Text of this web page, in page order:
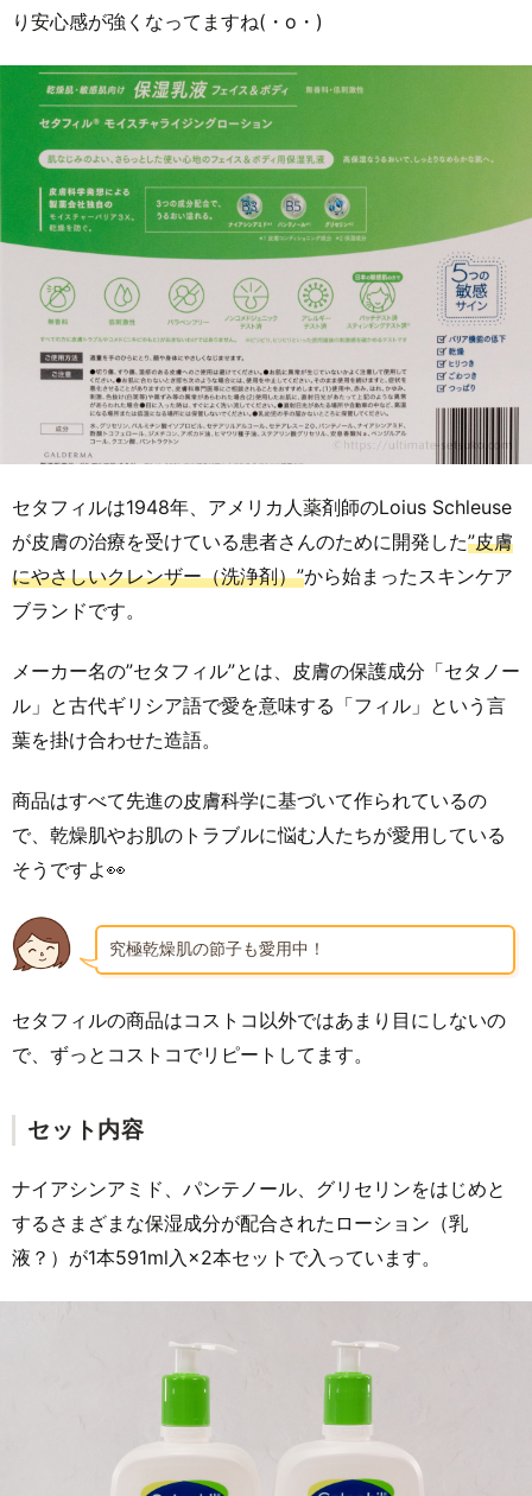
り安心感が強くなってますね(・o・)
セタフィルは1948年、アメリカ人薬剤師のLoius Schleuse
が皮膚の治療を受けている患者さんのために開発した”皮膚
にやさしいクレンザー（洗浄剤）”から始まったスキンケア
ブランドです。
メーカー名の”セタフィル”とは、皮膚の保護成分「セタノー
ル」と古代ギリシア語で愛を意味する「フィル」という言
葉を掛け合わせた造語。
商品はすべて先進の皮膚科学に基づいて作られているの
で、乾燥肌やお肌のトラブルに悩む人たちが愛用している
そうですよ👀
究極乾燥肌の節子も愛用中！
セタフィルの商品はコストコ以外ではあまり目にしないの
で、ずっとコストコでリピートしてます。
セット内容
ナイアシンアミド、パンテノール、グリセリンをはじめと
するさまざまな保湿成分が配合されたローション（乳
液？）が1本591ml入×2本セットで入っています。